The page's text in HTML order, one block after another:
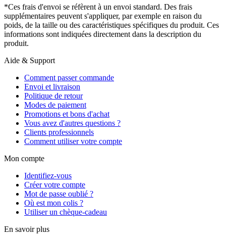
*Ces frais d'envoi se réfèrent à un envoi standard. Des frais
supplémentaires peuvent s'appliquer, par exemple en raison du
poids, de la taille ou des caractéristiques spécifiques du produit. Ces
informations sont indiquées directement dans la description du
produit.
Aide & Support
Comment passer commande
Envoi et livraison
Politique de retour
Modes de paiement
Promotions et bons d'achat
Vous avez d'autres questions ?
Clients professionnels
Comment utiliser votre compte
Mon compte
Identifiez-vous
Créer votre compte
Mot de passe oublié ?
Où est mon colis ?
Utiliser un chèque-cadeau
En savoir plus